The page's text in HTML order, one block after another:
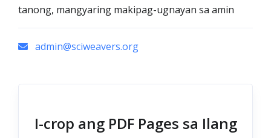
tanong, mangyaring makipag-ugnayan sa amin
admin@sciweavers.org
I-crop ang PDF Pages sa Ilang